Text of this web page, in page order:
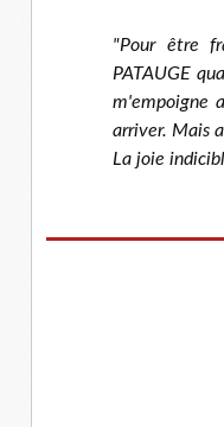
"Pour être
PATAUGE
m'empoigne
arriver. Mais
La joie